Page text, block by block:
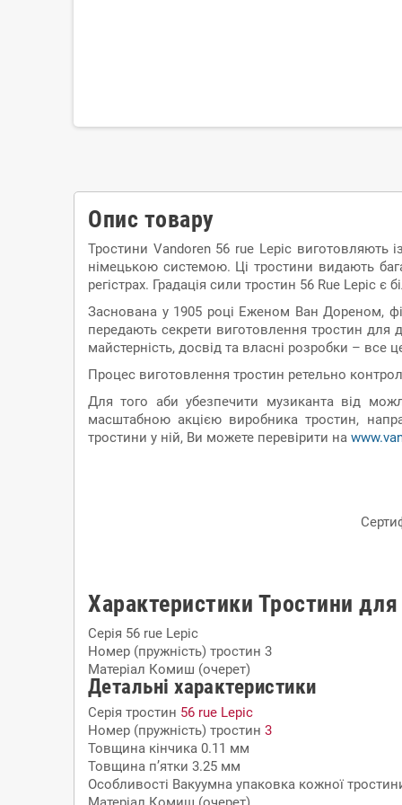
Опис товару
Тростини Vandoren 56 rue Lepic виготовляють
німецькою системою. Ці тростини видають
регістрах. Градація сили тростин 56 Rue Lepic
Заснована у 1905 році Еженом Ван Дореном,
передають секрети виготовлення тростин для
майстерність, досвід та власні розробки – все
Процес виготовлення тростин ретельно
Для того аби убезпечити музиканта від
масштабною акцією виробника тростин,
тростини у ній, Ви можете перевірити на
Характеристики Тростини
Серія 56 rue Lepic
Номер (пружність) тростин 3
Матеріал Комиш (очерет)
Детальні характеристики
Серія тростин 56 rue Lepic
Номер (пружність) тростин 3
Товщина кінчика 0.11 мм
Товщина п’ятки 3.25 мм
Особливості Вакуумна упаковка кожної